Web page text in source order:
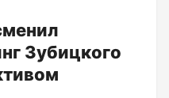
Зубицкого